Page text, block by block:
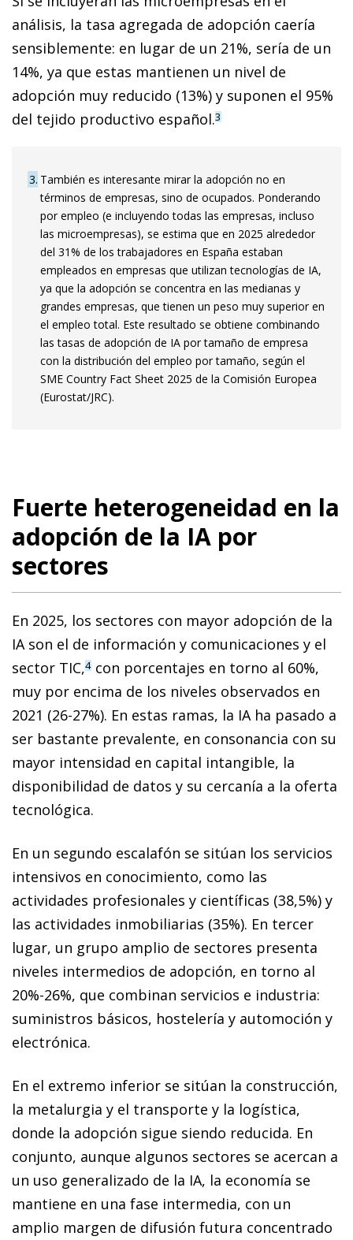
análisis, la tasa agregada de adopción caería
sensiblemente: en lugar de un 21%, sería de un
14%, ya que estas mantienen un nivel de
adopción muy reducido (13%) y suponen el 95%
del tejido productivo español.3
3 También es interesante mirar la adopción no en
términos de empresas, sino de ocupados. Ponderando
por empleo (e incluyendo todas las empresas, incluso
las microempresas), se estima que en 2025 alrededor
del 31% de los trabajadores en España estaban
empleados en empresas que utilizan tecnologías de IA,
ya que la adopción se concentra en las medianas y
grandes empresas, que tienen un peso muy superior en
el empleo total. Este resultado se obtiene combinando
las tasas de adopción de IA por tamaño de empresa
con la distribución del empleo por tamaño, según el
SME Country Fact Sheet 2025 de la Comisión Europea
(Eurostat/JRC).
Fuerte heterogeneidad en la
adopción de la IA por
sectores
En 2025, los sectores con mayor adopción de la
IA son el de información y comunicaciones y el
sector TIC,4 con porcentajes en torno al 60%,
muy por encima de los niveles observados en
2021 (26-27%). En estas ramas, la IA ha pasado a
ser bastante prevalente, en consonancia con su
mayor intensidad en capital intangible, la
disponibilidad de datos y su cercanía a la oferta
tecnológica.
En un segundo escalafón se sitúan los servicios
intensivos en conocimiento, como las
actividades profesionales y científicas (38,5%) y
las actividades inmobiliarias (35%). En tercer
lugar, un grupo amplio de sectores presenta
niveles intermedios de adopción, en torno al
20%-26%, que combinan servicios e industria:
suministros básicos, hostelería y automoción y
electrónica.
En el extremo inferior se sitúan la construcción,
la metalurgia y el transporte y la logística,
donde la adopción sigue siendo reducida. En
conjunto, aunque algunos sectores se acercan a
un uso generalizado de la IA, la economía se
mantiene en una fase intermedia, con un
amplio margen de difusión futura concentrado